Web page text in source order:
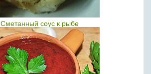
Сметанный соус к рыбе